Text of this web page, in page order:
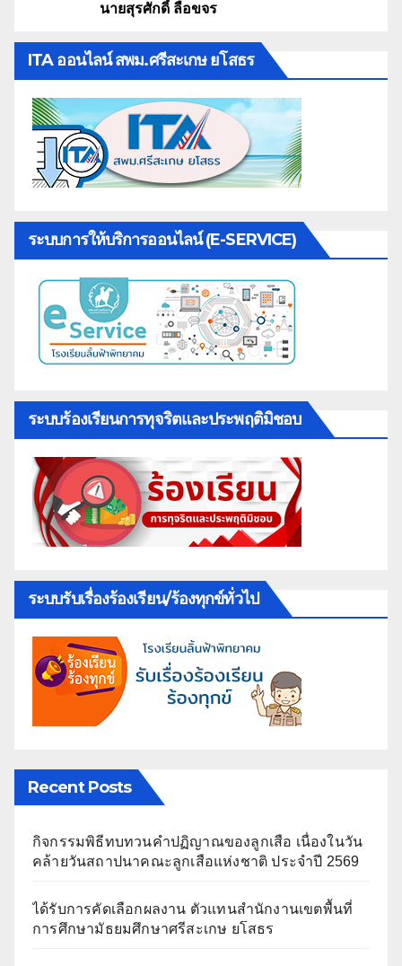
นายสุรศักดิ์ ลือขจร
ITA ออนไลน์ สพม.ศรีสะเกษ ยโสธร
ระบบการให้บริการออนไลน์ (E-SERVICE)
ระบบร้องเรียนการทุจริตและประพฤติมิชอบ
ระบบรับเรื่องร้องเรียน/ร้องทุกข์ทั่วไป
Recent Posts
กิจกรรมพิธีทบทวนคำปฏิญาณของลูกเสือ เนื่องในวัน
คล้ายวันสถาปนาคณะลูกเสือแห่งชาติ ประจำปี 2569
ได้รับการคัดเลือกผลงาน ตัวแทนสำนักงานเขตพื้นที่
การศึกษามัธยมศึกษาศรีสะเกษ ยโสธร